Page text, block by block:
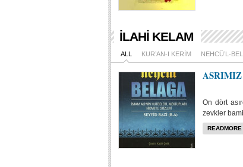
İLAHI KELAM
ALL KUR’AN-I KERIM NEHCÜ’L-
ASRIMIZ
On dört
zevkler
READMORE